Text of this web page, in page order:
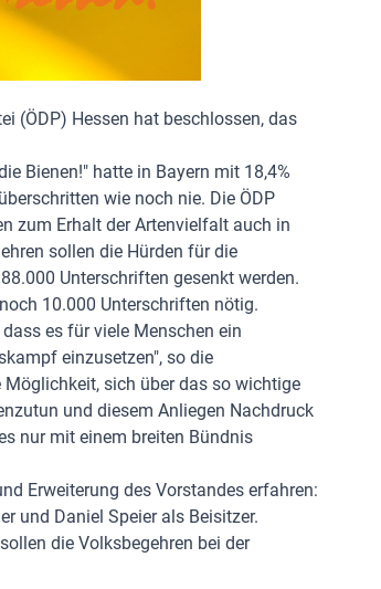
(ÖDP) Hessen hat beschlossen, das
Bienen!" hatte in Bayern mit 18,4%
wie noch nie. Die ÖDP
zum Erhalt der Artenvielfalt auch in
sollen die Hürden für die
Unterschriften gesenkt werden.
10.000 Unterschriften nötig.
es für viele Menschen ein
einzusetzen", so die
sich über das so wichtige
und diesem Anliegen Nachdruck
nur mit einem breiten Bündnis
Erweiterung des Vorstandes erfahren:
und Daniel Speier als Beisitzer.
die Volksbegehren bei der